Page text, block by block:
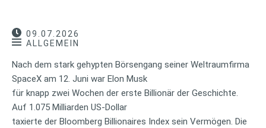
09.07.2026
ALLGEMEIN
Nach dem stark gehypten Börsengang seiner Weltraumfirma
SpaceX am 12. Juni war Elon Musk
für knapp zwei Wochen der erste Billionär der Geschichte.
Auf 1.075 Milliarden US-Dollar
taxierte der Bloomberg Billionaires Index sein Vermögen. Die